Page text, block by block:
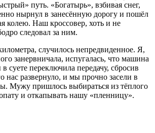
путь. «Богатырь», взбивая снег,
нырнул в занесённую дорогу и пошёл
колею. Наш кроссовер, хоть и не
следовал за ним.
случилось непредвиденное. Я,
занервничала, испугалась, что машина
в суете переключила передачу, сбросив
нас развернуло, и мы прочно засели в
Мужу пришлось выбираться из тёплого
и откапывать нашу «пленницу».